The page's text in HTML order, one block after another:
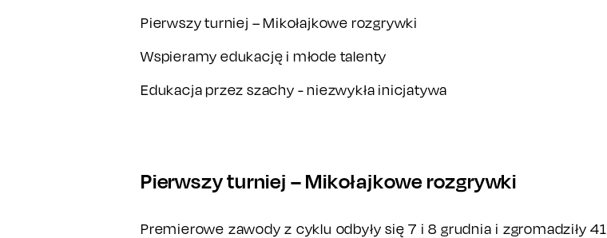
Pierwszy turniej – Mikołajkowe rozgrywki
Wspieramy edukację i młode talenty
Edukacja przez szachy - niezwykła inicjatywa
Pierwszy turniej – Mikołajkowe rozgrywki
Premierowe zawody z cyklu odbyły się 7 i 8 grudnia i zgromadziły 41